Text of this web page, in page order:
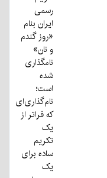
رسمی
ایران بنام
«روز گندم
و نان»
نامگذاری
شده
است؛
نام‌گذاری‌ای
که فراتر از
یک
تکریم
ساده برای
یک